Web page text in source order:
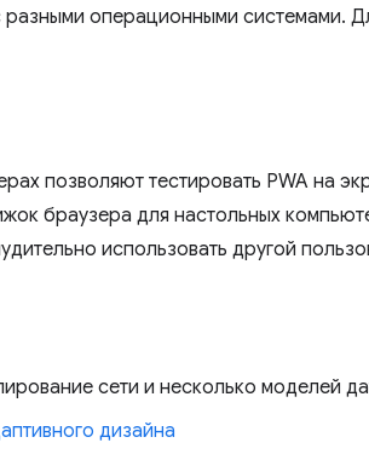
операционными системами.
позволяют тестировать PWA на
браузера для настольных
использовать другой
сети и несколько моделей
дизайна